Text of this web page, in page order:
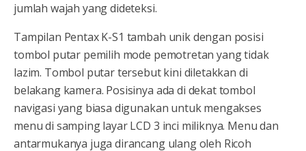
jumlah wajah yang dideteksi.
Tampilan Pentax K-S1 tambah unik dengan posisi
tombol putar pemilih mode pemotretan yang tidak
lazim. Tombol putar tersebut kini diletakkan di
belakang kamera. Posisinya ada di dekat tombol
navigasi yang biasa digunakan untuk mengakses
menu di samping layar LCD 3 inci miliknya. Menu dan
antarmukanya juga dirancang ulang oleh Ricoh